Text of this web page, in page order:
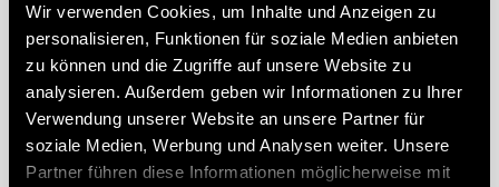
Wir verwenden Cookies, um Inhalte und Anzeigen zu
personalisieren, Funktionen für soziale Medien anbieten
zu können und die Zugriffe auf unsere Website zu
analysieren. Außerdem geben wir Informationen zu Ihrer
Verwendung unserer Website an unsere Partner für
soziale Medien, Werbung und Analysen weiter. Unsere
Partner führen diese Informationen möglicherweise mit